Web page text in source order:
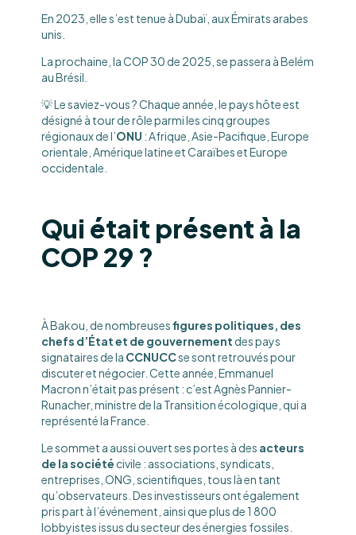
En 2023, elle s’est tenue à Dubaï, aux Émirats arabes
unis.
La prochaine, la COP 30 de 2025, se passera à Belém
au Brésil.
💡 Le saviez-vous ? Chaque année, le pays hôte est
désigné à tour de rôle parmi les cinq groupes
régionaux de l’ONU : Afrique, Asie-Pacifique, Europe
orientale, Amérique latine et Caraïbes et Europe
occidentale.
Qui était présent à la
COP 29 ?
À Bakou, de nombreusesfigures politiques, des
chefs d’État et de gouvernement des pays
signataires de la CCNUCCse sont retrouvés pour
discuter et négocier. Cette année, Emmanuel
Macron n’était pas présent : c’est Agnès Pannier-
Runacher, ministre de la Transition écologique, qui a
représenté la France.
Le sommet a aussi ouvert ses portes à des acteurs
de la société civile : associations, syndicats,
entreprises, ONG, scientifiques, tous là en tant
qu’observateurs. Des investisseurs ont également
pris part à l’événement, ainsi que plus de 1 800
lobbyistes issus du secteur des énergies fossiles.